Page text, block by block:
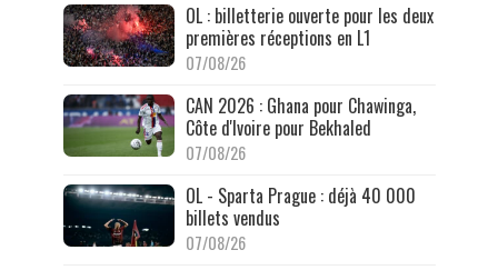
OL : billetterie ouverte pour les deux
premières réceptions en L1
07/08/26
CAN 2026 : Ghana pour Chawinga,
Côte d'Ivoire pour Bekhaled
07/08/26
OL - Sparta Prague : déjà 40 000
billets vendus
07/08/26